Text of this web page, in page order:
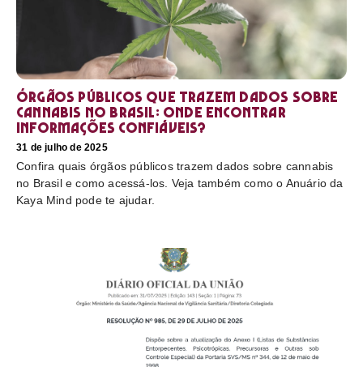
Órgãos públicos que trazem dados sobre
cannabis no Brasil: onde encontrar
informações confiáveis?
31 de julho de 2025
Confira quais órgãos públicos trazem dados sobre cannabis
no Brasil e como acessá-los. Veja também como o Anuário da
Kaya Mind pode te ajudar.